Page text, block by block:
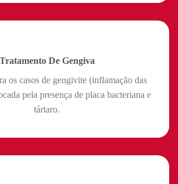
Tratamento De Gengiva
os casos de gengivite (inflamação das
pela presença de placa bacteriana e
tártaro.